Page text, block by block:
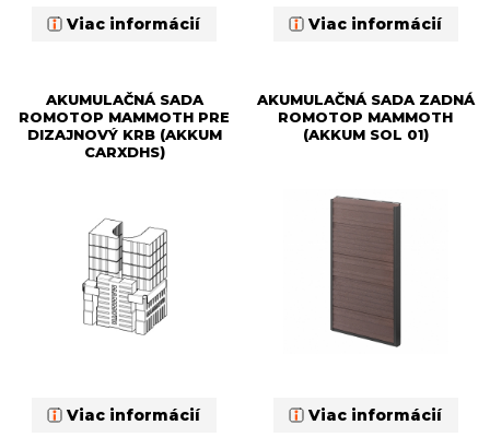
Viac informácií Viac informácií
AKUMULAČNÁ SADA
ROMOTOP MAMMOTH PRE
DIZAJNOVÝ KRB (AKKUM
CARXDHS)
Viac informácií
AKUMULAČNÁ SADA ZADNÁ
ROMOTOP MAMMOTH
(AKKUM SOL 01)
Viac informácií